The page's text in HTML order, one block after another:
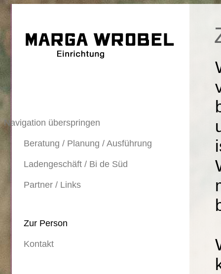
Navigation überspringen
Beratung / Planung / Ausführung
Ladengeschäft / Bi de Süd
Partner / Links
Zur Person
Kontakt